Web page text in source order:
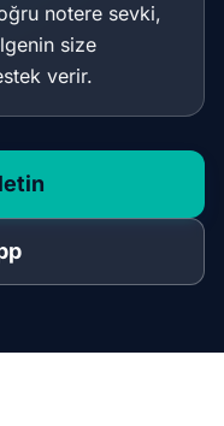
notere sevki,
size
verir.